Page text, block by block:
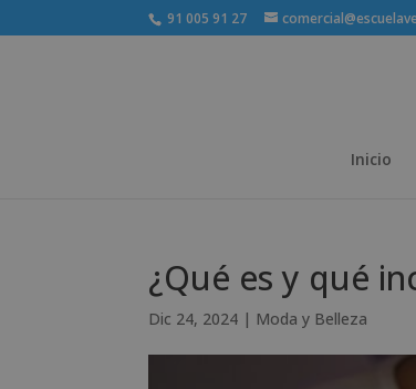
91 005 91 27
Inicio
¿Qué es y qué
Dic 24, 2024 | Moda y Belleza